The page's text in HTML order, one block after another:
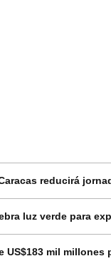
reducirá
luz verde para
US$183 mil